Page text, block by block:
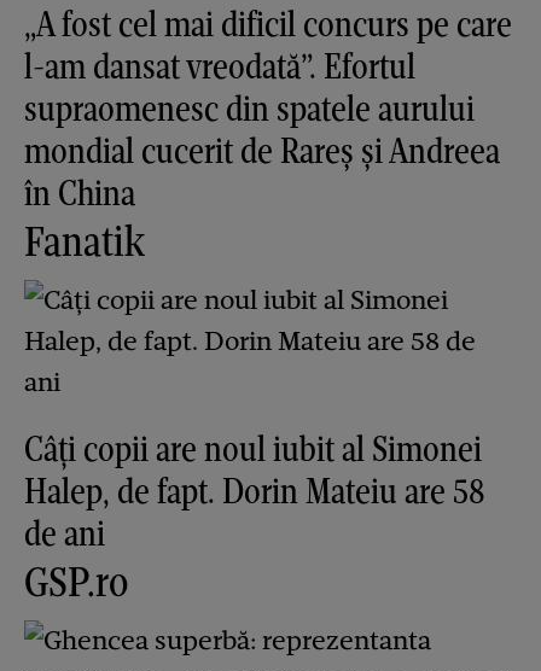
„A fost cel mai dificil concurs pe care
l-am dansat vreodată”. Efortul
supraomenesc din spatele aurului
mondial cucerit de Rareș și Andreea
în China
Fanatik
Câți copii are noul iubit al Simonei
Halep, de fapt. Dorin Mateiu are 58
de ani
GSP.ro